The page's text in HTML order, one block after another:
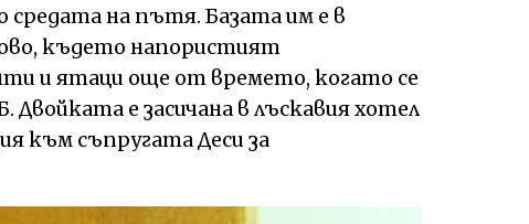
на пътя. Базата им е в
където напористият
и ятаци още от времето, когато се
е засичана в лъскавия хотел
към съпругата Деси за